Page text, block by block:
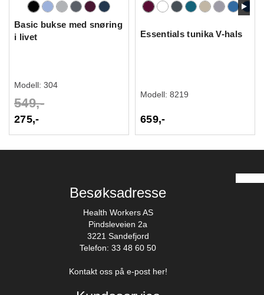
Basic bukse med snøring
i livet
Modell: 304
549,-
275,-
Essentials tunika V-hals
Modell: 8219
659,-
Besøksadresse
Health Workers AS
Pindsleveien 2a
3221 Sandefjord
Telefon: 33 48 60 50
Kontakt oss på e-post her!